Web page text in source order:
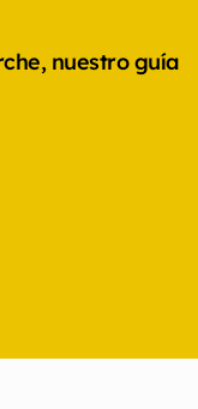
nuestro guía